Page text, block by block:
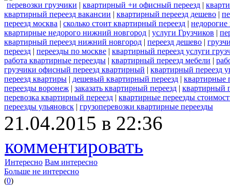
перевозки грузчики | квартирный +и офисный переезд |
квартирный переезд вакансии | квартирный переезд дешево |
переезд москва | сколько стоит квартирный переезд |
квартирные недорого нижний новгород | услуги Грузчиков |
квартирный переезд нижний новгород | переезд дешево |
переезд | переезды по москве | квартирный переезд услуги
работа квартирные переезды | квартирный переезд мебели |
грузчики офисный переезд квартирный | квартирный переезд
переезд квартиры | дешевый квартирный переезд | квартирные
переезды воронеж | заказать квартирный переезд | квартирный
перевозка квартирный переезд | квартирные переезды
переезды ульяновск | грузоперевозки квартирные переезды
21.04.2015 в 22:36
комментировать
Интересно Вам интересно
Больше не интересно
(0)